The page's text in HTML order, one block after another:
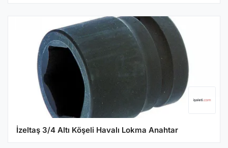
İzeltaş 3/4 Altı Köşeli Havalı Lokma Anahtar